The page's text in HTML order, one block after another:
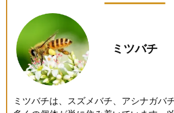
ミツバチ
ミツバチは、スズメバチ、アシナガバ